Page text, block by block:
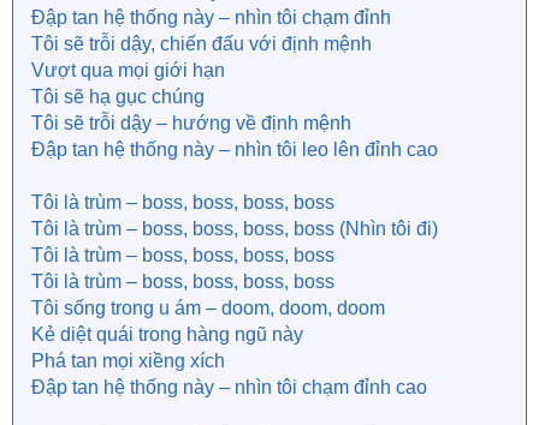
찢겨진 틈 빛을 내는 my scar (Scar)
거침없이 갈망해 I want (Already know), yeah
I'ma go and arise, 종을 울려 fight, 한계를 넘어 fight
I'ma get it, I'ma get it
I'ma go and arise, 운명을 걸어
I'm the boss, boss, boss, boss, I'm the only boss, boss
I'm that boss, boss, boss, boss (Look at me now)
I'm that boss, boss, boss, boss (Ah)
I'm that boss, boss, boss, boss (Oh-woah)
I'm living in a doom, doom, doom
Slayer in this crew, crew, crew
굴레 속에 break this rule
Break this rule
Đập tan hệ thống này – nhìn tôi chạm đỉnh
Tôi sẽ trỗi dậy, chiến đấu với định mệnh
Vượt qua mọi giới hạn
Tôi sẽ hạ gục chúng
Tôi sẽ trỗi dậy – hướng về định mệnh
Đập tan hệ thống này – nhìn tôi leo lên đỉnh cao
Tôi là trùm – boss, boss, boss, boss
Tôi là trùm – boss, boss, boss, boss (Nhìn tôi đi)
Tôi là trùm – boss, boss, boss, boss
Tôi là trùm – boss, boss, boss, boss
Tôi sống trong u ám – doom, doom, doom
Kẻ diệt quái trong hàng ngũ này
Phá tan mọi xiềng xích
Đập tan hệ thống này – nhìn tôi chạm đỉnh cao